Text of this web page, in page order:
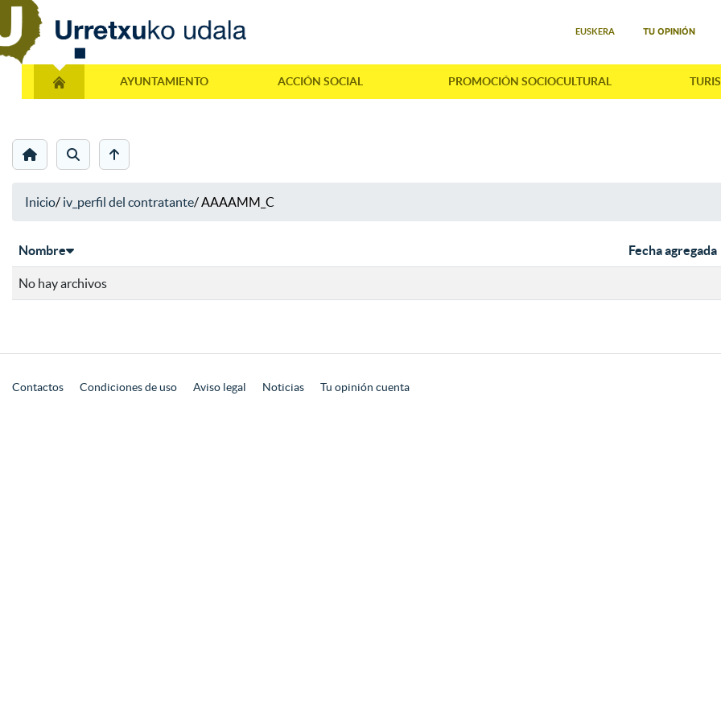
EUSKERA TU OPINIÓN
AYUNTAMIENTO ACCIÓN SOCIAL PROMOCIÓN SOCIOCULTURAL
Inicio/ iv_perfil del contratante/AAAAMM_C
Nombre Fecha agregada
No hay archivos
Contactos Condiciones de uso Aviso legal Noticias Tu opinión cuenta